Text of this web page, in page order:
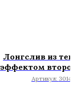
Лонгслив из
эффектом
Артикул: 3014